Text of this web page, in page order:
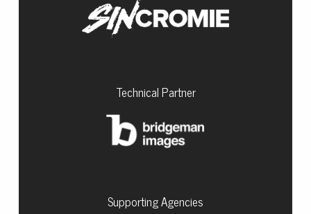
Technical Partner
Supporting Agencies